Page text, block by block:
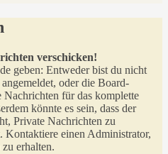
verschicken!
geben: Entweder bist du nicht
oder die Board-
für das komplette
könnte es sein, dass der
Private Nachrichten zu
Kontaktiere einen Administrator,
erhalten.